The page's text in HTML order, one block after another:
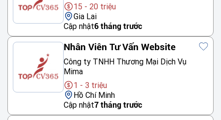
15 - 20 triệu
Gia Lai
Cập nhật6 tháng trước
Nhân Viên Tư Vấn Website
Công ty TNHH Thương Mại Dịch Vụ
Mima
1 - 3 triệu
Hồ Chí Minh
Cập nhật7 tháng trước